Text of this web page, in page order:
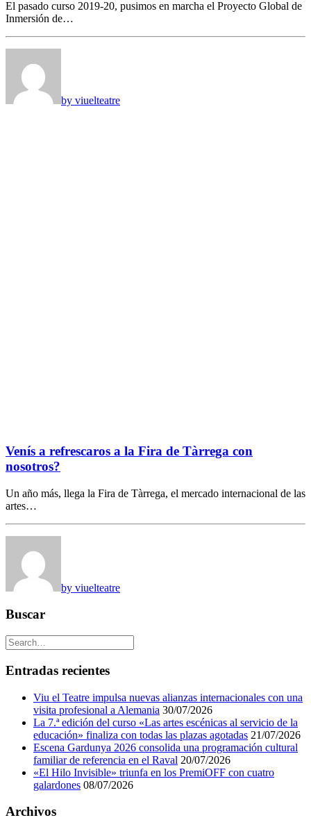
El pasado curso 2019-20, pusimos en marcha el Proyecto Global de
Inmersión de…
by viuelteatre
Venís a refrescaros a la Fira de Tàrrega con
nosotros?
Un año más, llega la Fira de Tàrrega, el mercado internacional de las
artes…
by viuelteatre
Buscar
Entradas recientes
Viu el Teatre impulsa nuevas alianzas internacionales con una
visita profesional a Alemania 30/07/2026
La 7.ª edición del curso «Las artes escénicas al servicio de la
educación» finaliza con todas las plazas agotadas 21/07/2026
Escena Gardunya 2026 consolida una programación cultural
familiar de referencia en el Raval 20/07/2026
«El Hilo Invisible» triunfa en los PremiOFF con cuatro
galardones 08/07/2026
Archivos